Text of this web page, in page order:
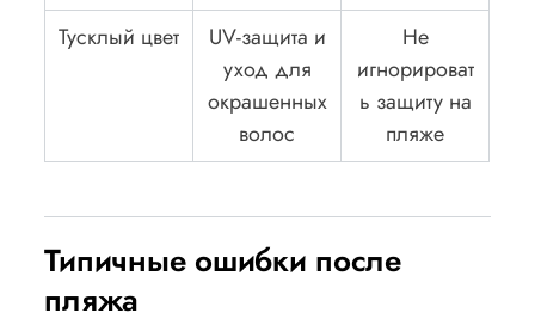
Тусклый цвет
UV-защита и
уход для
окрашенных
волос
Не
игнорироват
ь защиту на
пляже
Типичные ошибки после
пляжа